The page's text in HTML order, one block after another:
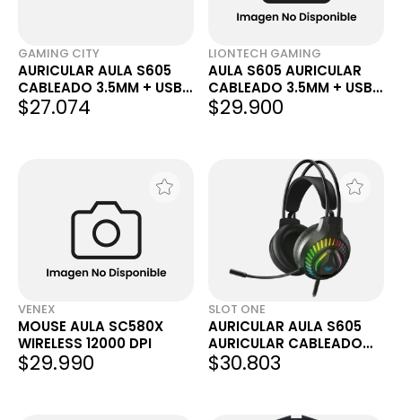
GAMING CITY
AURICULAR AULA S605
CABLEADO 3.5MM + USB
RGB NEGRO
$27.074
LIONTECH GAMING
AULA S605 AURICULAR
CABLEADO 3.5MM + USB
RGB NEGRO VINCHA
AUTOAJUSTABLE
$29.900
VENEX
MOUSE AULA SC580X
WIRELESS 12000 DPI
$29.990
SLOT ONE
AURICULAR AULA S605
AURICULAR CABLEADO
3.5MM + USB RGB NEGRO
$30.803